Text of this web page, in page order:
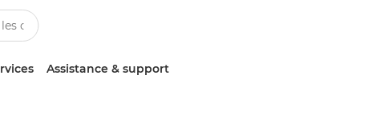
Assistance & support